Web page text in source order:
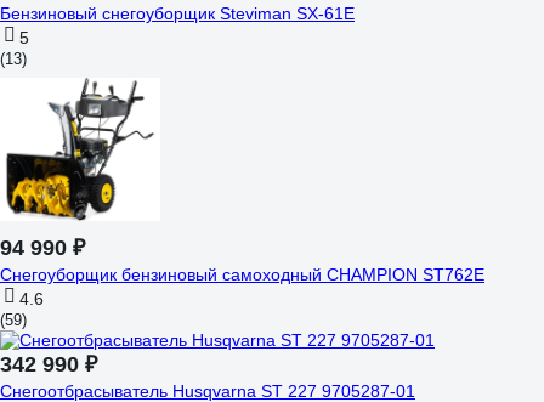
Бензиновый снегоуборщик Steviman SX-61E
5
(13)
94 990 ₽
Снегоуборщик бензиновый самоходный CHAMPION ST762E
4.6
(59)
342 990 ₽
Снегоотбрасыватель Husqvarna ST 227 9705287-01